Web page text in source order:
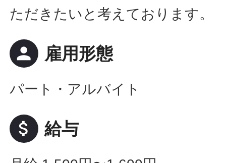
ただきたいと考えております。
person 雇用形態
パート・アルバイト
attach_money 給与